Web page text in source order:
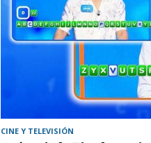
CINE Y TELEVISIÓN